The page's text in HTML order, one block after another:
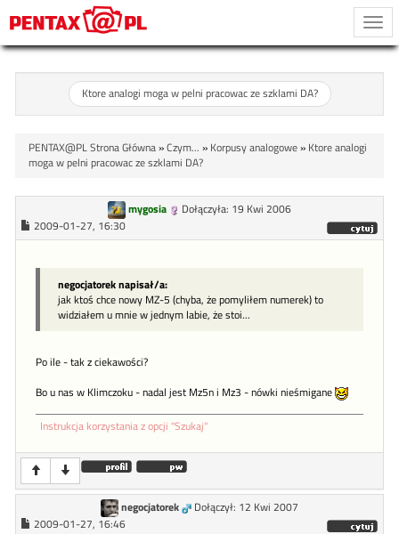
Ktore analogi moga w pelni pracowac ze szklami DA?
PENTAX@PL Strona Główna»Czym... » Korpusy analogowe» Ktore analogi
moga w pelni pracowac ze szklami DA?
mygosia
Dołączyła: 19 Kwi 2006
2009-01-27, 16:30
negocjatorek napisał/a:
jak ktoś chce nowy MZ-5 (chyba, że pomyliłem numerek) to
widziałem u mnie w jednym labie, że stoi...
Po ile - tak z ciekawości?
Bo u nas w Klimczoku - nadal jest Mz5n i Mz3 - nówki nieśmigane
Instrukcja korzystania z opcji "Szukaj"
negocjatorek
Dołączył: 12 Kwi 2007
2009-01-27, 16:46